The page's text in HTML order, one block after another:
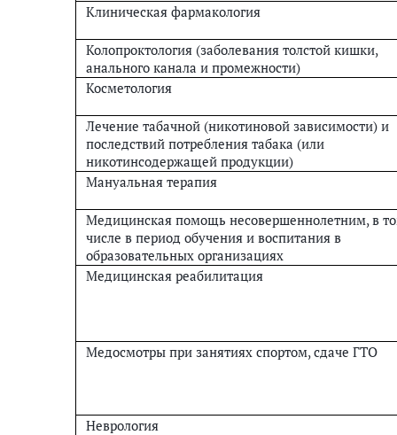
Клиническая фармакология
Колопроктология (заболевания толстой кишки,
анального канала и промежности)
Косметология
Лечение табачной (никотиновой зависимости) и
последствий потребления табака (или
никотинсодержащей продукции)
Мануальная терапия
Медицинская помощь несовершеннолетним, в
числе в период обучения и воспитания в
образовательных организациях
Медицинская реабилитация
Медосмотры при занятиях спортом, сдаче ГТО
Неврология